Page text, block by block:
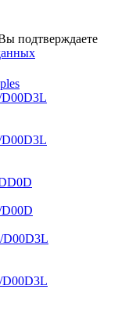
подтверждаете
D00D3L
D00D3L
D00D3L
D00D3L